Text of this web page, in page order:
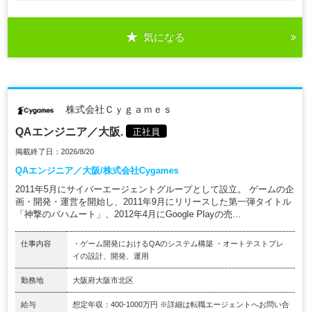
気になる
株式会社Ｃｙｇａｍｅｓ
QAエンジニア／大阪. 正社員
掲載終了日：2026/8/20
QAエンジニア／大阪/株式会社Cygames
2011年5月にサイバーエージェントグループとして設立。 ゲームの企
画・開発・運営を開始し、2011年9月にリリースした第一弾タイトル
「神撃のバハムート」、2012年4月にGoogle Playの売...
仕事内容
・ゲーム開発におけるQAのシステム構築 ・オートテストプレ
イの設計、開発、運用
勤務地 大阪府大阪市北区
給与
想定年収：400-1000万円 ※詳細は転職エージェントへお問い合